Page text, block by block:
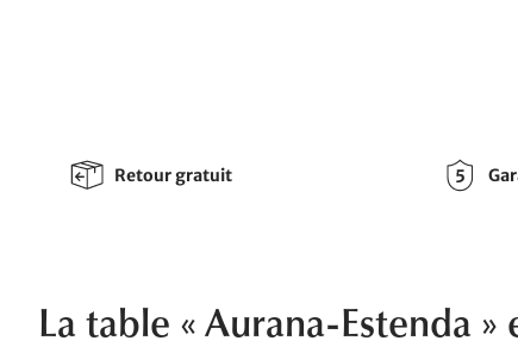
Retour gratuit
La table « Aurana-Estenda